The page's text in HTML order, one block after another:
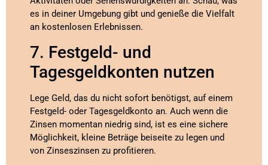
es in deiner Umgebung gibt und genieße die Vielfalt
an kostenlosen Erlebnissen.
7. Festgeld- und
Tagesgeldkonten nutzen
Lege Geld, das du nicht sofort benötigst, auf einem
Festgeld- oder Tagesgeldkonto an. Auch wenn die
Zinsen momentan niedrig sind, ist es eine sichere
Möglichkeit, kleine Beträge beiseite zu legen und
von Zinseszinsen zu profitieren.